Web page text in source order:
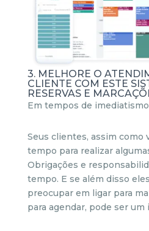
3. MELHORE O
CLIENTE COM ESTE
RESERVAS E
Em tempos de
Seus clientes, assim como
tempo para realizar
Obrigações e
tempo. E se além disso
preocupar em ligar para
para agendar, pode ser um